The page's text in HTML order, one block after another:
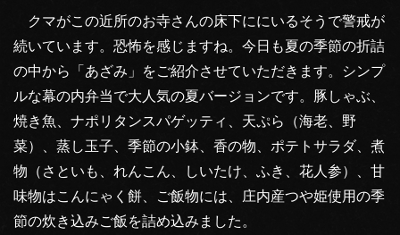
クマがこの近所のお寺さんの床下ににいるそうで警戒が
続いています。恐怖を感じますね。今日も夏の季節の折詰
の中から「あざみ」をご紹介させていただきます。シンプ
ルな幕の内弁当で大人気の夏バージョンです。豚しゃぶ、
焼き魚、ナポリタンスパゲッティ、天ぷら（海老、野
菜）、蒸し玉子、季節の小鉢、香の物、ポテトサラダ、煮
物（さといも、れんこん、しいたけ、ふき、花人参）、甘
味物はこんにゃく餅、ご飯物には、庄内産つや姫使用の季
節の炊き込みご飯を詰め込みました。